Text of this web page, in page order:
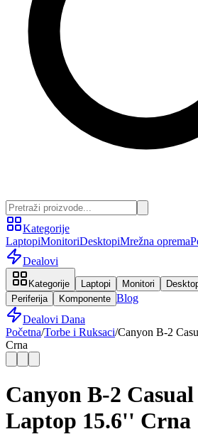
Kategorije
LaptopiMonitoriDesktopiMrežna oprema
Dealovi
Kategorije Laptopi Monitori
Periferija
Komponente Blog
Dealovi Dana
Početna/Torbe i Ruksaci/Canyon B-2
Crna
Canyon B-2
Laptop 15.6'' Crna